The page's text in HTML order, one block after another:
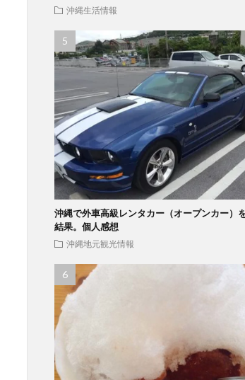
沖縄生活情報
沖縄で外車高級レンタカー（オープンカー）
結果。個人感想
沖縄地元観光情報